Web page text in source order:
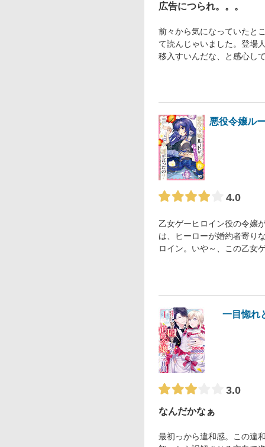
広告につられ。。。
前々から気になっていたと
て読んじゃいました。登場
移入すいんだな、と感心し
悪役令嬢ル
4.0
乙女ゲーヒロイン役の令嬢
は、ヒーローが婚約者寄り
ロイン。いや～、この乙女
一目惚れ
3.0
なんだかなぁ
最初っから違和感。この違